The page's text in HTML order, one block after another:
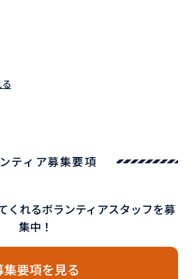
ティア募集要項
くれるボランティアスタッフを募
集中！
集要項を見る